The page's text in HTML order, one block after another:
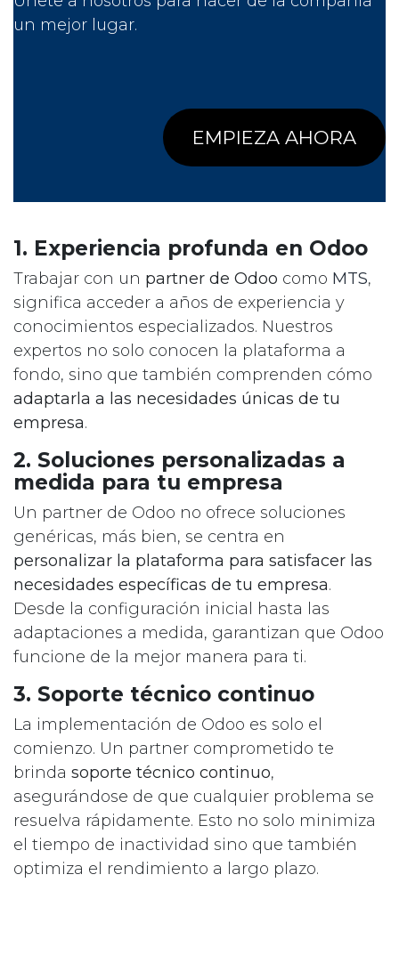
un mejor lugar.
EMPIEZA AHORA​​
1. Experiencia profunda en Odoo
Trabajar con un partner de Odoo como MTS,
significa acceder a años de experiencia y
conocimientos especializados. Nuestros
expertos no solo conocen la plataforma a
fondo, sino que también comprenden cómo
adaptarla a las necesidades únicas de tu
empresa.
2. Soluciones personalizadas a
medida para tu empresa
Un partner de Odoo no ofrece soluciones
genéricas, más bien, se centra en
personalizar la plataforma para satisfacer las
necesidades específicas de tu empresa.
Desde la configuración inicial hasta las
adaptaciones a medida, garantizan que Odoo
funcione de la mejor manera para ti.
3. Soporte técnico continuo
La implementación de Odoo es solo el
comienzo. Un partner comprometido te
brinda soporte técnico continuo,
asegurándose de que cualquier problema se
resuelva rápidamente. Esto no solo minimiza
el tiempo de inactividad sino que también
optimiza el rendimiento a largo plazo.